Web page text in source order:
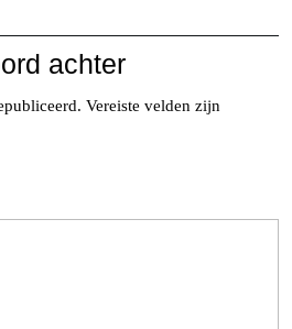
achter
Vereiste velden zijn